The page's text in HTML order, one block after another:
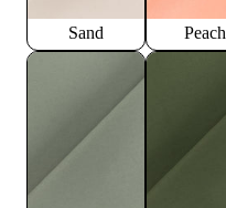
Sand Peach